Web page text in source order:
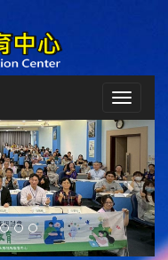
Toggle
Next